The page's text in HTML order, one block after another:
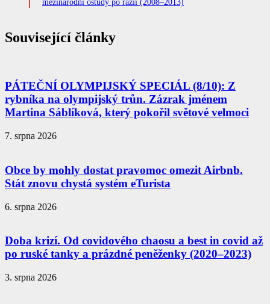
Související články
PÁTEČNÍ OLYMPIJSKÝ SPECIÁL (8/10): Z
rybníka na olympijský trůn. Zázrak jménem
Martina Sáblíková, který pokořil světové velmoci
7. srpna 2026
Obce by mohly dostat pravomoc omezit Airbnb.
Stát znovu chystá systém eTurista
6. srpna 2026
Doba krizí. Od covidového chaosu a best in covid až
po ruské tanky a prázdné peněženky (2020–2023)
3. srpna 2026